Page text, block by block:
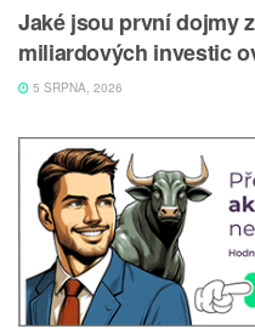
Jaké jsou první dojmy
miliardových investic
5 SRPNA, 2026